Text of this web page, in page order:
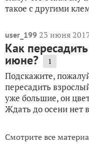
такое с другими
user_199 23 июня
Как
июне? 1
Подскажите,
пересадить
уже большие, он
Ждать до осени нет
Смотрите все